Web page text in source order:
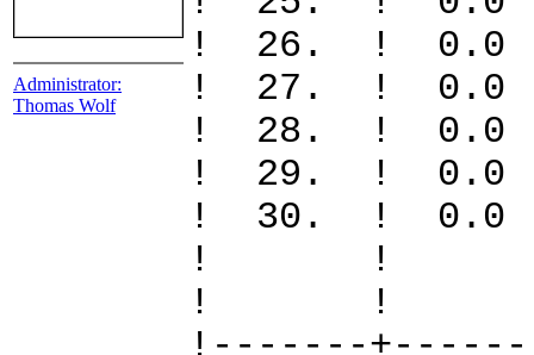
Administrator:
Thomas Wolf
! 26. !
! 27. !
! 28. !
! 29. !
! 30. !
!
!